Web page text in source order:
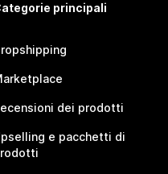
principali
dei prodotti
e pacchetti di